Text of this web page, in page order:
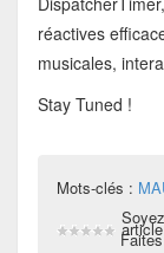
réactives
musicales,
Stay Tuned !
Mots-clés :
article